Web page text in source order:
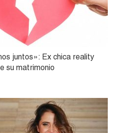
juntos»: Ex chica reality
su matrimonio